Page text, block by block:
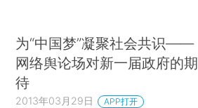
为“中国梦”凝聚社会共识——
网络舆论场对新一届政府的期
待
2013年03月29日 APP打开